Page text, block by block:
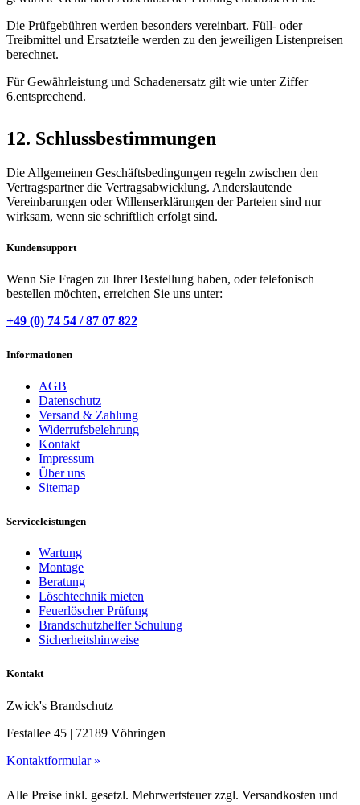
Die Prüfgebühren werden besonders vereinbart. Füll- oder
Treibmittel und Ersatzteile werden zu den jeweiligen Listenpreisen
berechnet.
Für Gewährleistung und Schadenersatz gilt wie unter Ziffer
6.entsprechend.
12. Schlussbestimmungen
Die Allgemeinen Geschäftsbedingungen regeln zwischen den
Vertragspartner die Vertragsabwicklung. Anderslautende
Vereinbarungen oder Willenserklärungen der Parteien sind nur
wirksam, wenn sie schriftlich erfolgt sind.
Kundensupport
Wenn Sie Fragen zu Ihrer Bestellung haben, oder telefonisch
bestellen möchten, erreichen Sie uns unter:
+49 (0) 74 54 / 87 07 822
Informationen
AGB
Datenschutz
Versand & Zahlung
Widerrufsbelehrung
Kontakt
Impressum
Über uns
Sitemap
Serviceleistungen
Wartung
Montage
Beratung
Löschtechnik mieten
Feuerlöscher Prüfung
Brandschutzhelfer Schulung
Sicherheitshinweise
Kontakt
Zwick's Brandschutz
Festallee 45 | 72189 Vöhringen
Kontaktformular »
Alle Preise inkl. gesetzl. Mehrwertsteuer zzgl. Versandkosten und